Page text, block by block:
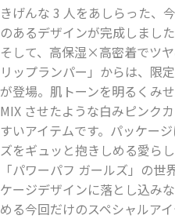
きげんな 3 ⼈をあしらった、
のあるデザインが完成しました
そして、⾼保湿×⾼密着でツ
リップランパー」からは、限
が登場。肌トーンを明るくみ
MIX させたような⽩みピンク
すいアイテムです。パッケー
ズをギュッと抱きしめる愛ら
「パワーパフ ガールズ」の
ケージデザインに落とし込み
める今回だけのスペシャルア